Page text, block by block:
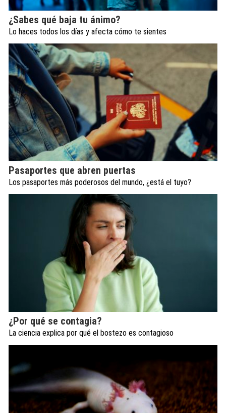
¿Sabes qué baja tu ánimo?
Lo haces todos los días y afecta cómo te sientes
Pasaportes que abren puertas
Los pasaportes más poderosos del mundo, ¿está el tuyo?
¿Por qué se contagia?
La ciencia explica por qué el bostezo es contagioso